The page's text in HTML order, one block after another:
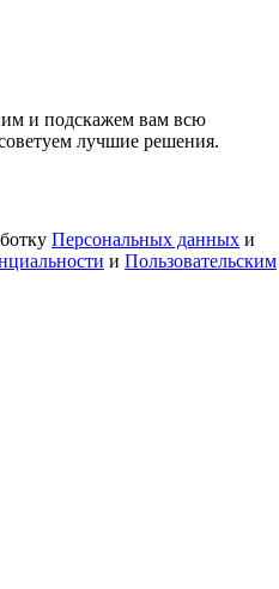
и подскажем вам всю
лучшие решения.
Персональных данных и
и Пользовательским